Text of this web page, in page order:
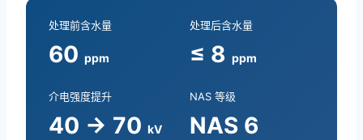
处理前含水量
60 ppm
处理后含水量
≤ 8 ppm
介电强度提升
40 → 70 kV
NAS 等级
NAS 6